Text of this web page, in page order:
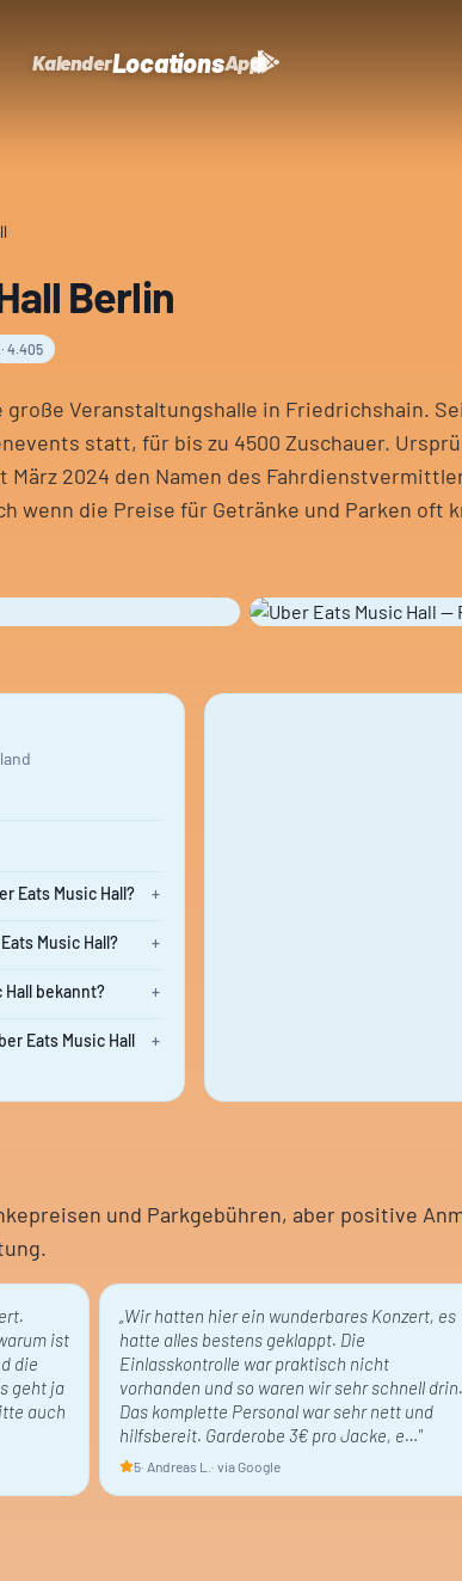
KalenderLocationsApp
Berlin
· 4.405
große Veranstaltungshalle in Friedrichshain.
statt, für bis zu 4500 Zuschauer.
März 2024 den Namen des
wenn die Preise für Getränke und Parken oft
Eats Music Hall? +
Music Hall? +
Hall bekannt? +
Eats Music Hall
+
und Parkgebühren, aber positive
ist
die
geht ja
auch
„Wir hatten hier ein wunderbares Konzert, es
hatte alles bestens geklappt. Die
Einlasskontrolle war praktisch nicht
vorhanden und so waren wir sehr schnell drin.
Das komplette Personal war sehr nett und
hilfsbereit. Garderobe 3€ pro Jacke, e…"
5· Andreas L. · via Google